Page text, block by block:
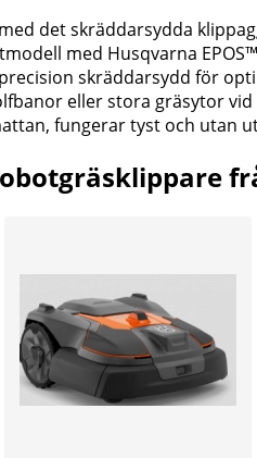
det skräddarsydda
med Husqvarna
skräddarsydd för
eller stora gräsytor
fungerar tyst och utan